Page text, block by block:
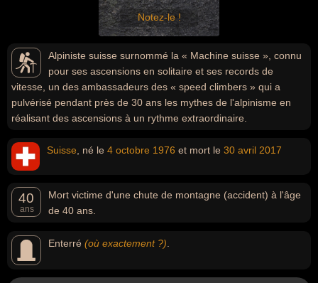
Notez-le !
Alpiniste suisse surnommé la « Machine suisse », connu
pour ses ascensions en solitaire et ses records de
vitesse, un des ambassadeurs des « speed climbers » qui a
pulvérisé pendant près de 30 ans les mythes de l'alpinisme en
réalisant des ascensions à un rythme extraordinaire.
Suisse , né le 4 octobre 1976 et mort le 30 avril 2017
40
ans
Mort victime d'une chute de montagne (accident) à l'âge
de 40 ans.
Enterré (où exactement ?)